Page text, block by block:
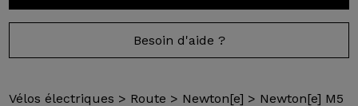
Besoin d'aide ?
Vélos électriques > Route > Newton[e] > Newton[e] M5